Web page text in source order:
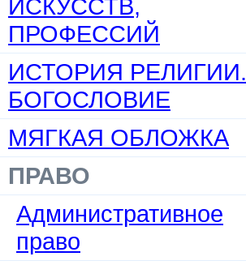
ИСКУССТВ,
ПРОФЕССИЙ
ИСТОРИЯ РЕЛИГИИ.
БОГОСЛОВИЕ
МЯГКАЯ ОБЛОЖКА
ПРАВО
Административное
право